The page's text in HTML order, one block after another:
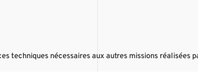
techniques nécessaires aux autres missions réalisées